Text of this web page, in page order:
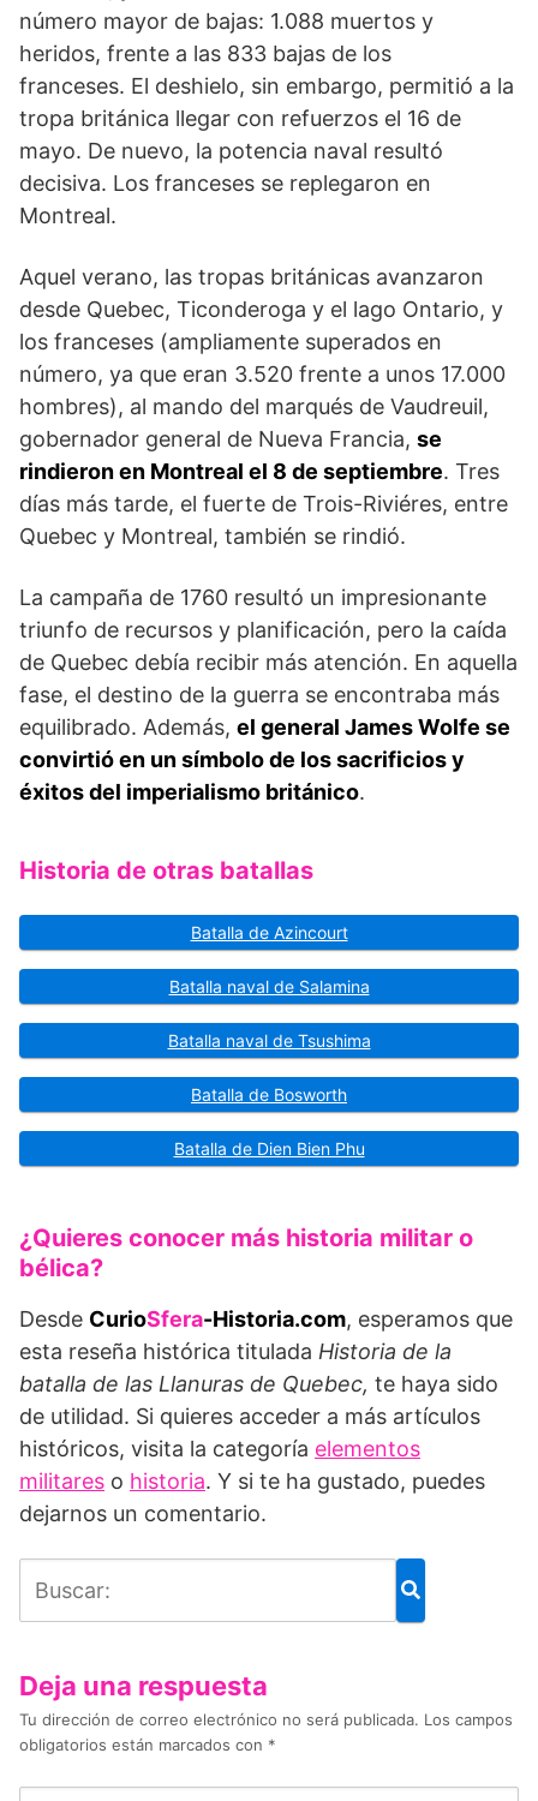
número mayor de bajas: 1.088 muertos y
heridos, frente a las 833 bajas de los
franceses. El deshielo, sin embargo, permitió a la
tropa bri­tánica llegar con refuerzos el 16 de
mayo. De nuevo, la potencia naval resultó
decisiva. Los franceses se replegaron en
Montreal.
Aquel verano, las tropas bri­tánicas avanzaron
desde Quebec, Ticonderoga y el lago Ontario, y
los franceses (ampliamente supera­dos en
número, ya que eran 3.520 frente a unos 17.000
hombres), al mando del marqués de Vaudreuil,
gobernador general de Nueva Francia, se
rindieron en Montreal el 8 de septiembre. Tres
días más tarde, el fuerte de Trois-Riviéres, entre
Quebec y Montreal, también se rindió.
La campaña de 1760 resultó un impresionante
triunfo de recursos y planificación, pero la caída
de Quebec debía recibir más atención. En aquella
fase, el destino de la guerra se encontraba más
equilibrado. Además, el general James Wolfe se
convirtió en un símbolo de los sacrificios y
éxitos del imperialismo británico.
Historia de otras batallas
Batalla de Azincourt
Batalla naval de Salamina
Batalla naval de Tsushima
Batalla de Bosworth
Batalla de Dien Bien Phu
¿Quieres conocer más historia militar o
bélica?
Desde CurioSfera-Historia.com, esperamos que
esta reseña histórica titulada Historia de la
batalla de las Llanuras de Quebec, te haya sido
de utilidad. Si quieres acceder a más artículos
históricos, visita la categoría elementos
militares o historia. Y si te ha gustado, puedes
dejarnos un comentario.
Deja una respuesta
Tu dirección de correo electrónico no será publicada. Los campos
obligatorios están marcados con *